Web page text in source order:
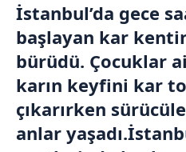
İstanbul’da gece
başlayan kar
bürüdü. Çocuklar
karın keyfini kar
çıkarırken
anlar